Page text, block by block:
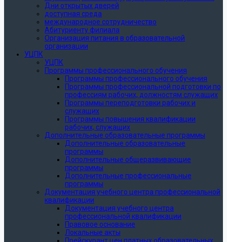
Дни открытых дверей
доступная среда
международное сотрудничество
Абитуриенту филиала
Организация питания в образовательной
организации
УЦПК
УЦПК
Программы профессионального обучения
Программы профессионального обучения
Программы профессиональной подготовки по
профессиям рабочих, должностям служащих
Программы переподготовки рабочих и
служащих
Программы повышения квалификации
рабочих, служащих
Дополнительные образовательные программы
Дополнительные образовательные
программы
Дополнительные общеразвивающие
программы
Дополнительные профессиональные
программы
Документация учебного центра профессиональной
квалификации
Документация учебного центра
профессиональной квалификации
Правовое основание
Локальные акты